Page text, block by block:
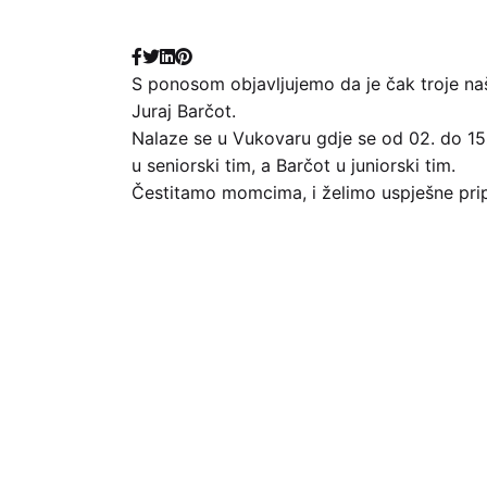
S ponosom objavljujemo da je čak troje
Juraj Barčot.
Nalaze se u Vukovaru gdje se od 02. do
u seniorski tim, a Barčot u juniorski tim.
Čestitamo momcima, i želimo uspješne